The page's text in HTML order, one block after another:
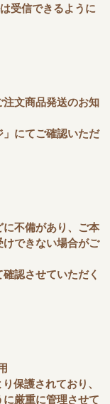
受信できるように
文商品発送のお知
にてご確認いただ
不備があり、ご本
けできない場合がご
認させていただく
保護されており、
厳重に管理させて